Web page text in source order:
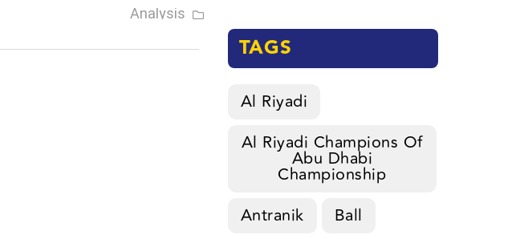
Analysis
TAGS
Al Riyadi
Al Riyadi Champions Of
Abu Dhabi
Championship
Antranik
Ball